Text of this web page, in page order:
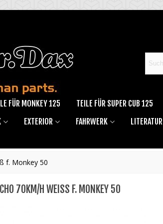
FÜR MONKEY 125 TEILE FÜR SUPER CUB 125
EXTERIOR FAHRWERK LITERATUR
f. Monkey 50
70KM/H WEISS F. MONKEY 50